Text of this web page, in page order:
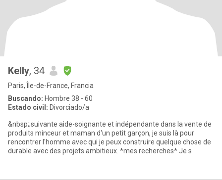
Kelly, 34
Paris, Île-de-France, Francia
Buscando: Hombre 38 - 60
Estado civil: Divorciado/a
&nbsp;;suivante aide-soignante et indépendante dans la vente de
produits minceur et maman d'un petit garçon, je suis là pour
rencontrer l'homme avec qui je peux construire quelque chose de
durable avec des projets ambitieux. *mes recherches* Je s